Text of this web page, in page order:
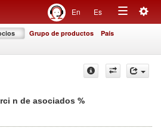
En Es
Toggle
Grupo de productos País
n de asociados %